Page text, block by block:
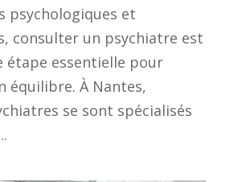
psychologiques et
consulter un psychiatre est
étape essentielle pour
équilibre. À Nantes,
se sont spécialisés